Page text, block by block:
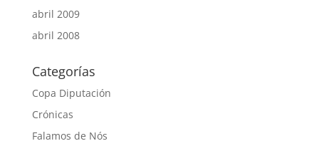
abril 2009
abril 2008
Categorías
Copa Diputación
Crónicas
Falamos de Nós